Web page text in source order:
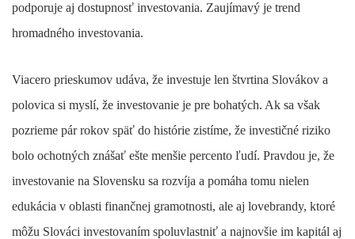
podporuje aj dostupnosť investovania. Zaujímavý je trend
hromadného investovania.
Viacero prieskumov udáva, že investuje len štvrtina Slovákov a
polovica si myslí, že investovanie je pre bohatých. Ak sa však
pozrieme pár rokov späť do histórie zistíme, že investičné riziko
bolo ochotných znášať ešte menšie percento ľudí. Pravdou je, že
investovanie na Slovensku sa rozvíja a pomáha tomu nielen
edukácia v oblasti finančnej gramotnosti, ale aj lovebrandy, ktoré
môžu Slováci investovaním spoluvlastniť a najnovšie im kapitál aj